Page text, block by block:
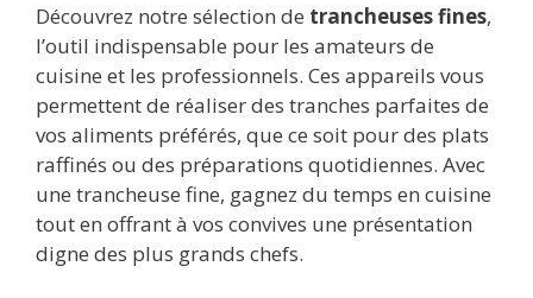
Découvrez notre sélection de trancheuses fines,
l’outil indispensable pour les amateurs de
cuisine et les professionnels. Ces appareils vous
permettent de réaliser des tranches parfaites de
vos aliments préférés, que ce soit pour des plats
raffinés ou des préparations quotidiennes. Avec
une trancheuse fine, gagnez du temps en cuisine
tout en offrant à vos convives une présentation
digne des plus grands chefs.